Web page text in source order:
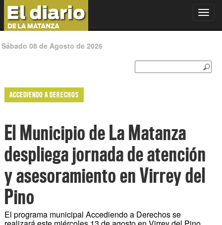
Sábado 08 de Agosto de 2026
ACCEDIENDO A DERECHOS
El Municipio de La Matanza
despliega jornada de atención
y asesoramiento en Virrey del
Pino
El programa municipal Accediendo a Derechos se